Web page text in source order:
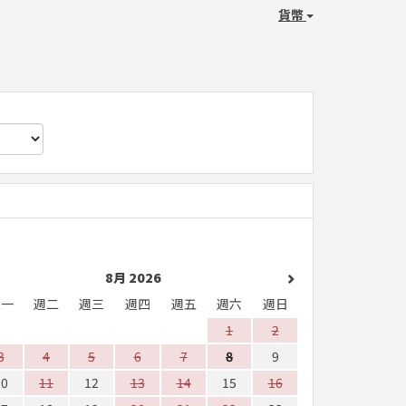
貨幣
8月 2026
週二 週三 週四 週五 週六
週日
1
2
4 5 6 7 8
9
11 12 13 14 15
16